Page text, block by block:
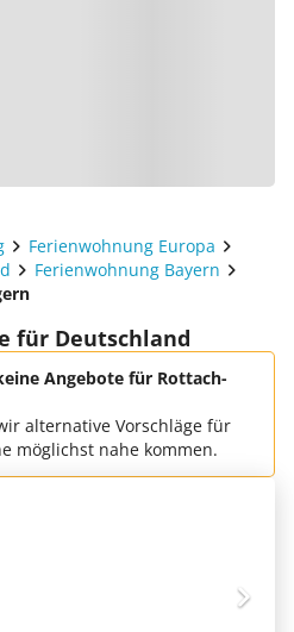
Ferienwohnung Europa
Ferienwohnung Bayern
für Deutschland
Angebote für Rottach-
alternative Vorschläge für
möglichst nahe kommen.